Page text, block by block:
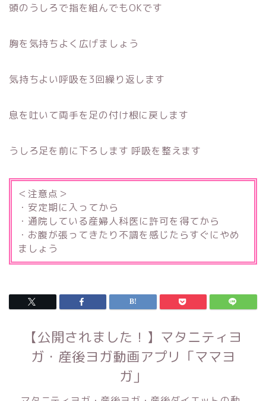
頭のうしろで指を組んでもOKです
胸を気持ちよく広げましょう
気持ちよい呼吸を3回繰り返します
息を吐いて両手を足の付け根に戻します
うしろ足を前に下ろします 呼吸を整えます
＜注意点＞
・安定期に入ってから
・通院している産婦人科医に許可を得てから
・お腹が張ってきたり不調を感じたらすぐにやめ
ましょう
【公開されました！】マタニティヨ
ガ・産後ヨガ動画アプリ「ママヨ
ガ」